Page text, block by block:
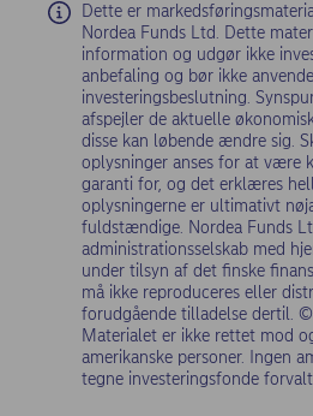
Dette er
Nordea Funds Ltd. Dette
information og udgør ikke
anbefaling og bør ikke
investeringsbeslutning.
afspejler de aktuelle
disse kan løbende ændre sig.
oplysninger anses for at være
garanti for, og det erklæres
oplysningerne er ultimativt
fuldstændige. Nordea Funds
administrationsselskab med
under tilsyn af det finske
må ikke reproduceres eller
forudgående tilladelse dertil.
Materialet er ikke rettet mod
amerikanske personer. Ingen
tegne investeringsfonde